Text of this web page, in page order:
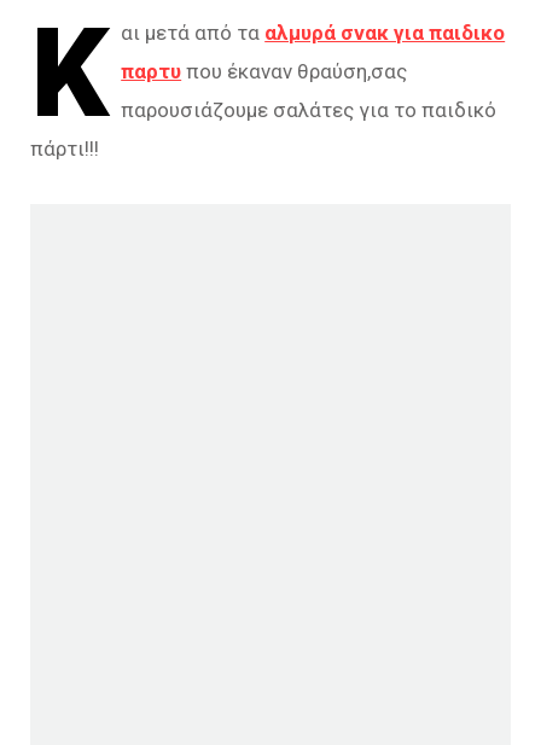
Κ αι μετά από τα αλμυρά σνακ για παιδικο
παρτυ που έκαναν θραύση,σας
παρουσιάζουμε σαλάτες για το παιδικό
πάρτι!!!